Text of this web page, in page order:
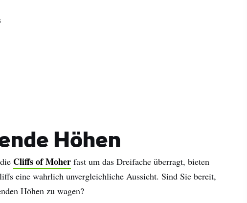
Höhen
Cliffs of Moher fast um das Dreifache überragt, bieten
eine wahrlich unvergleichliche Aussicht. Sind Sie bereit,
Höhen zu wagen?